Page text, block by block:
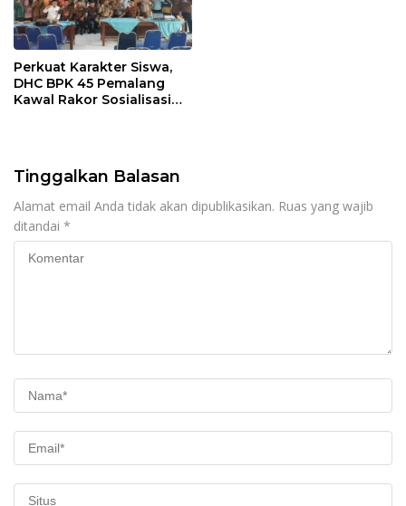
Perkuat Karakter Siswa,
DHC BPK 45 Pemalang
Kawal Rakor Sosialisasi
Tinggalkan Balasan
Alamat email Anda tidak akan dipublikasikan. Ruas yang wajib
ditandai *